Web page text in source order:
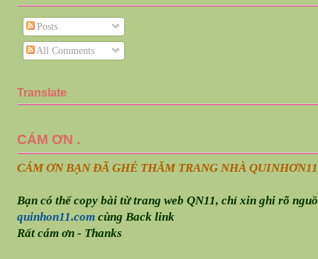
Posts
All Comments
Translate
CÁM ƠN .
CÁM ƠN BẠN ĐÃ GHÉ THĂM TRANG NHÀ QUINHƠN
Bạn có thể copy bài từ trang web QN11, chỉ xin ghi rõ
quinhon11.comcùng Back link
Rất cám ơn - Thanks